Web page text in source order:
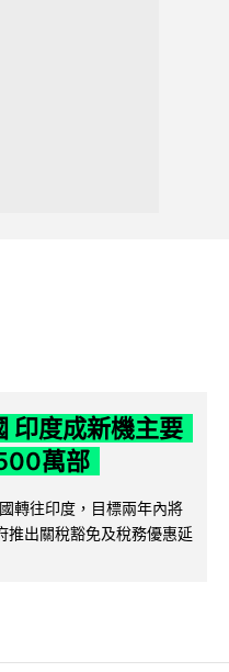
印度成新機主要
萬部
轉往印度，目標兩年內將
推出關稅豁免及稅務優惠延